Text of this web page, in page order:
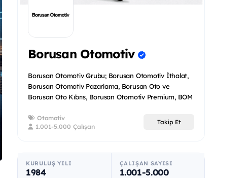
Borusan Otomotiv
Borusan Otomotiv Grubu; Borusan Otomotiv İthalat,
Borusan Otomotiv Pazarlama, Borusan Oto ve
Borusan Oto Kıbrıs, Borusan Otomotiv Premium, BOM
Otomotiv
1.001-5.000 Çalışan
Takip Et
KURULUŞ YILI
1984
ÇALIŞAN SAYISI
1.001-5.000